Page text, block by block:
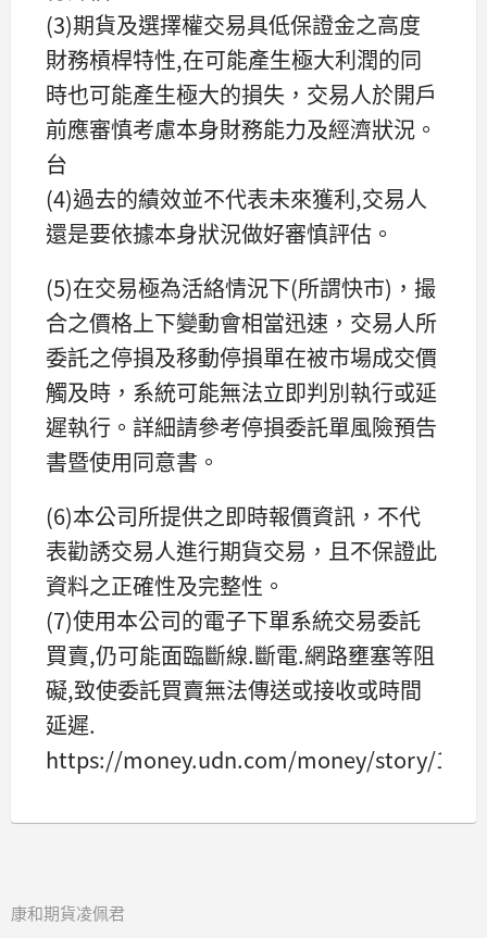
(3)期貨及選擇權交易具低保證金之高度
財務槓桿特性,在可能產生極大利潤的同
時也可能產生極大的損失，交易人於開戶
前應審慎考慮本身財務能力及經濟狀況。
台
(4)過去的績效並不代表未來獲利,交易人
還是要依據本身狀況做好審慎評估。
(5)在交易極為活絡情況下(所謂快市)，撮
合之價格上下變動會相當迅速，交易人所
委託之停損及移動停損單在被市場成交價
觸及時，系統可能無法立即判別執行或延
遲執行。詳細請參考停損委託單風險預告
書暨使用同意書。
(6)本公司所提供之即時報價資訊，不代
表勸誘交易人進行期貨交易，且不保證此
資料之正確性及完整性。
(7)使用本公司的電子下單系統交易委託
買賣,仍可能面臨斷線.斷電.網路壅塞等阻
礙,致使委託買賣無法傳送或接收或時間
延遲.
https://money.udn.com/money/story/
康和期貨凌佩君